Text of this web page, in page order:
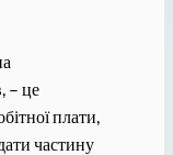
– це
плати,
частину